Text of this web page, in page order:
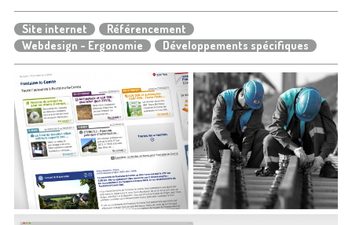
Site internet
Référencement
Webdesign - Ergonomie
Développements spécifiques